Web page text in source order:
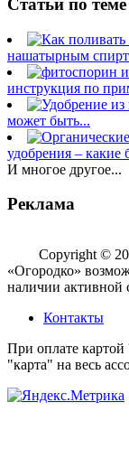
Статьи по теме
нашатырным
инструкция по
может быть...
удобрения – какие
И многое другое...
Реклама
Copyright ©
«Огородко»
наличии активной
Контакты
При оплате картой
"карта" на весь